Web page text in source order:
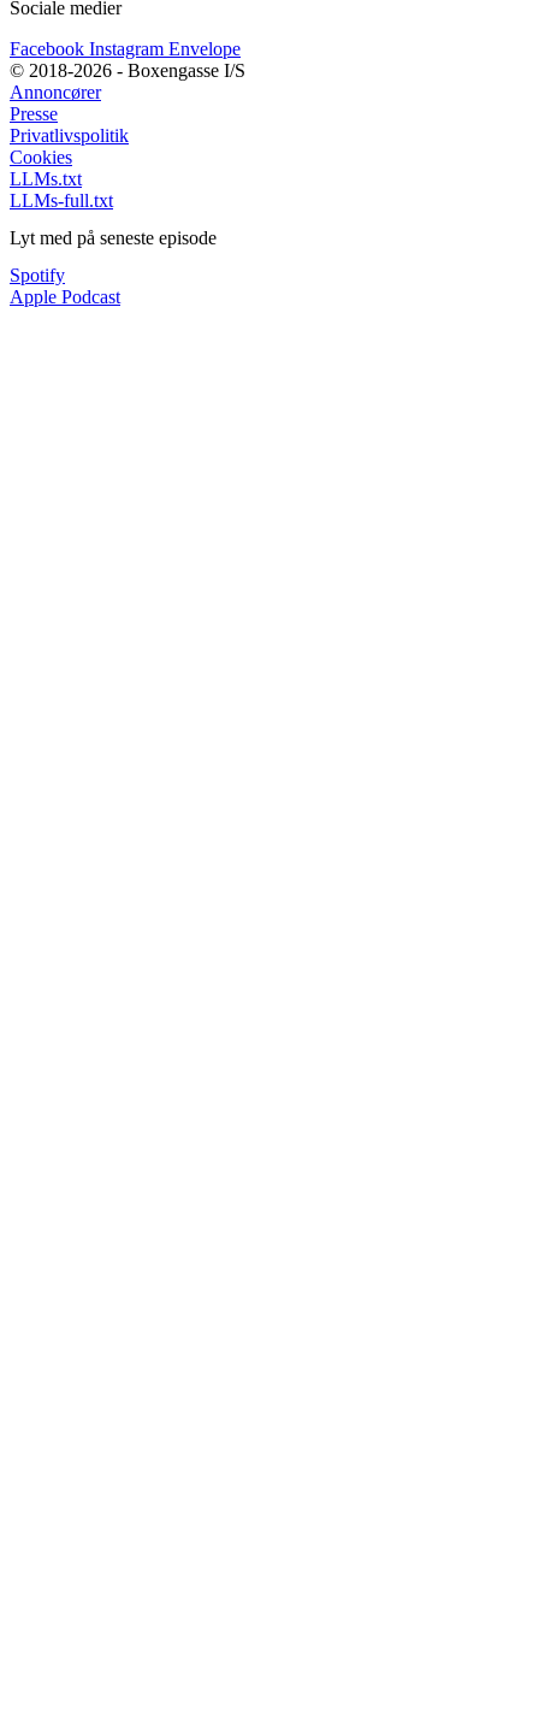
Sociale medier
Facebook Instagram Envelope
© 2018-2026 - Boxengasse I/S
Annoncører
Presse
Privatlivspolitik
Cookies
LLMs.txt
LLMs-full.txt
Lyt med på seneste episode
Spotify
Apple Podcast